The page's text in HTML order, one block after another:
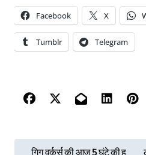
Facebook X
Tumblr Telegram
गिग वर्कर्स की आज 5 घंटे की ह